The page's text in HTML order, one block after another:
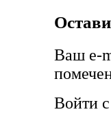
Ваш e-
Войти